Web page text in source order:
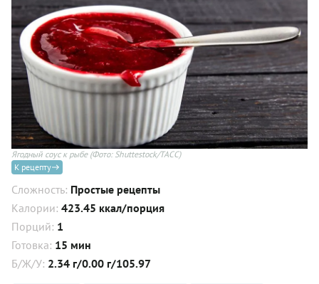
Ягодный соус к рыбе(Фото: Shuttestock/ТАСС)
К рецепту
Сложность: Простые рецепты
Калории: 423.45 ккал/порция
Порций: 1
Готовка: 15 мин
Б/Ж/У: 2.34 г/0.00 г/105.97